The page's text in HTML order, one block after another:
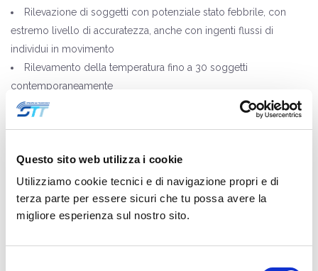
Questo sito web utilizza i cookie
Utilizziamo cookie tecnici e di navigazione propri e di
terza parte per essere sicuri che tu possa avere la
migliore esperienza sul nostro sito.
Rilevazione di soggetti con potenziale stato febbrile, con
estremo livello di accuratezza, anche con ingenti flussi di
individui in movimento
Rilevamento della temperatura fino a 30 soggetti
contemporaneamente
Precisione ≤0.3°C
Screening senza necessità di disturbare le persone al lavoro
La storica collaborazione con i principali player del mondo